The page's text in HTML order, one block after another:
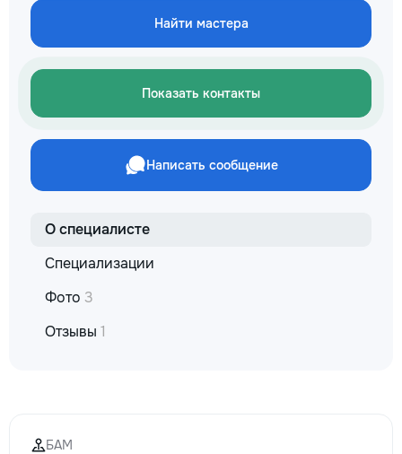
не включается? Не спешите
покупать новую! Спасем ваш
бюджет.
Найти мастера
Показать контакты
Написать сообщение
О специалисте
Специализации
Фото 3
Отзывы 1
БАМ